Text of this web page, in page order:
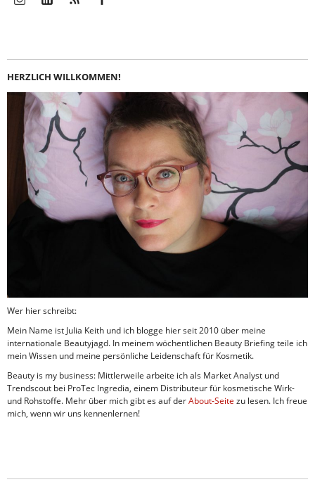
HERZLICH WILLKOMMEN!
Wer hier schreibt:
Mein Name ist Julia Keith und ich blogge hier seit 2010 über meine
internationale Beautyjagd. In meinem wöchentlichen Beauty Briefing teile ich
mein Wissen und meine persönliche Leidenschaft für Kosmetik.
Beauty is my business: Mittlerweile arbeite ich als Market Analyst und
Trendscout bei ProTec Ingredia, einem Distributeur für kosmetische Wirk-
und Rohstoffe. Mehr über mich gibt es auf derAbout-Seite zu lesen. Ich freue
mich, wenn wir uns kennenlernen!